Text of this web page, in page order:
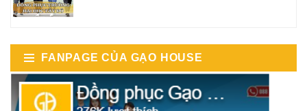
FANPAGE CỦA GẠO HOUSE